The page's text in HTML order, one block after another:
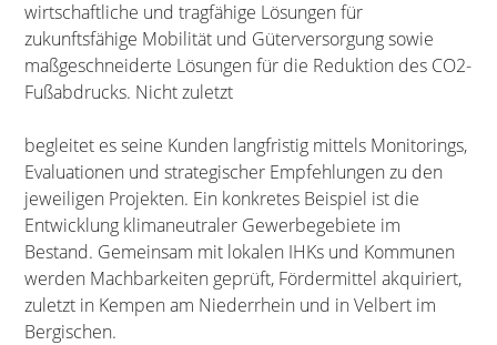
wirtschaftliche und tragfähige Lösungen für
zukunftsfähige Mobilität und Güterversorgung sowie
maßgeschneiderte Lösungen für die Reduktion des CO2-
Fußabdrucks. Nicht zuletzt
begleitet es seine Kunden langfristig mittels Monitorings,
Evaluationen und strategischer Empfehlungen zu den
jeweiligen Projekten. Ein konkretes Beispiel ist die
Entwicklung klimaneutraler Gewerbegebiete im
Bestand. Gemeinsam mit lokalen IHKs und Kommunen
werden Machbarkeiten geprüft, Fördermittel akquiriert,
zuletzt in Kempen am Niederrhein und in Velbert im
Bergischen.